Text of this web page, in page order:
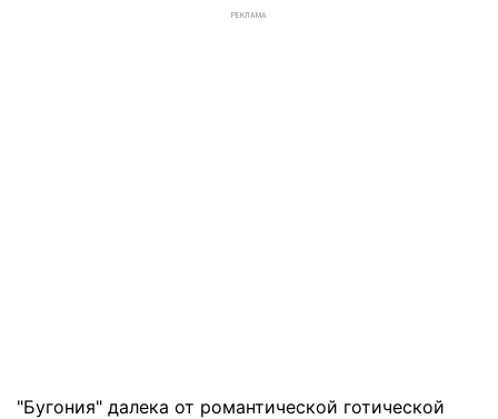
РЕКЛАМА
"Бугония" далека от романтической готической